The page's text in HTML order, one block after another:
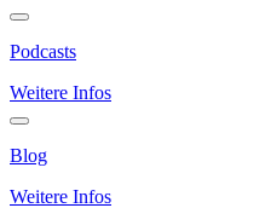
Podcasts
Weitere Infos
Blog
Weitere Infos